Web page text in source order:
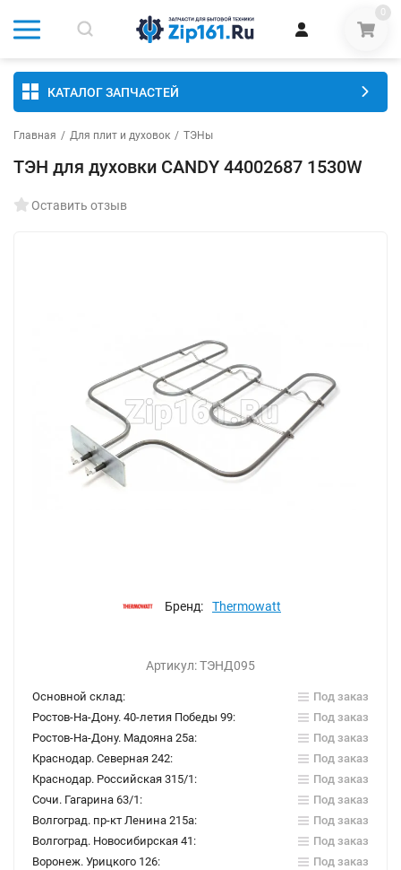
0
КАТАЛОГ ЗАПЧАСТЕЙ
Главная / Для плит и духовок / ТЭНы
ТЭН для духовки CANDY 44002687 1530W
Оставить отзыв
Бренд: Thermowatt
Артикул:ТЭНД095
Основной склад:
Под заказ
Ростов-На-Дону. 40-летия Победы 99:
Под заказ
Ростов-На-Дону. Мадояна 25а:
Под заказ
Краснодар. Северная 242:
Под заказ
Краснодар. Российская 315/1:
Под заказ
Сочи. Гагарина 63/1:
Под заказ
Волгоград. пр-кт Ленина 215а:
Под заказ
Волгоград. Новосибирская 41:
Под заказ
Воронеж. Урицкого 126:
Под заказ